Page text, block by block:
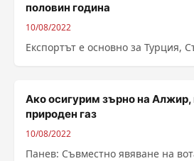
половин година
10/08/2022
Експортът е основно за
Ако осигурим зърно на
природен газ
10/08/2022
Панев: Съвместно явяване на